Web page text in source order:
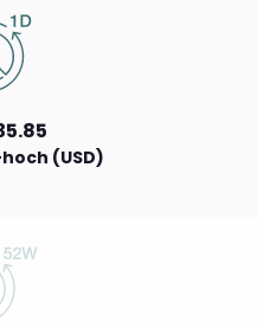
(USD)